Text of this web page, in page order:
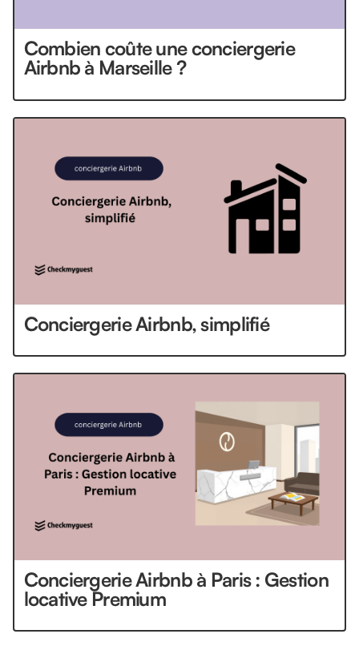
Combien coûte une conciergerie
Airbnb à Marseille ?
Conciergerie Airbnb, simplifié
Conciergerie Airbnb à Paris : Gestion
locative Premium